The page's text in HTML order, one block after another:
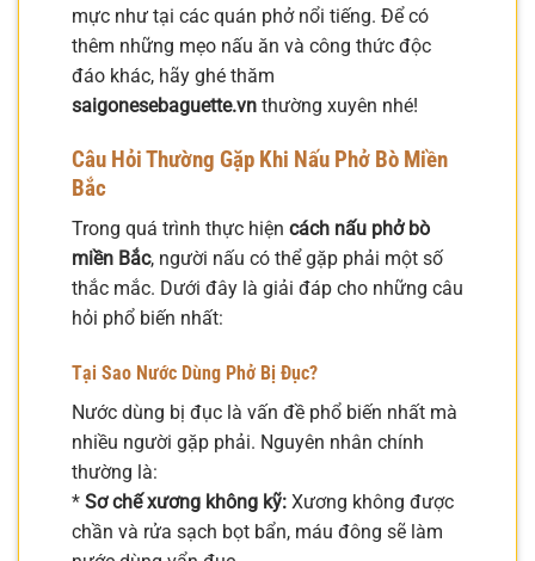
mực như tại các quán phở nổi tiếng. Để có
thêm những mẹo nấu ăn và công thức độc
đáo khác, hãy ghé thăm
saigonesebaguette.vn thường xuyên nhé!
Câu Hỏi Thường Gặp Khi Nấu Phở Bò Miền
Bắc
Trong quá trình thực hiện cách nấu phở bò
miền Bắc, người nấu có thể gặp phải một số
thắc mắc. Dưới đây là giải đáp cho những câu
hỏi phổ biến nhất:
Tại Sao Nước Dùng Phở Bị Đục?
Nước dùng bị đục là vấn đề phổ biến nhất mà
nhiều người gặp phải. Nguyên nhân chính
thường là:
* Sơ chế xương không kỹ: Xương không được
chần và rửa sạch bọt bẩn, máu đông sẽ làm